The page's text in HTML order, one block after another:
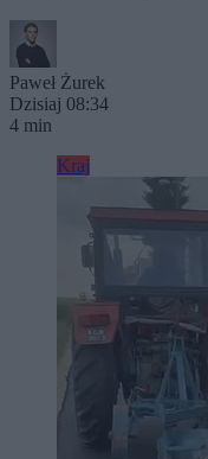
Paweł Żurek
Dzisiaj 08:34
4 min
Kraj